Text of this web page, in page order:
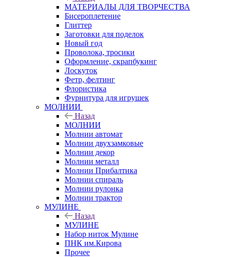
МАТЕРИАЛЫ ДЛЯ ТВОРЧЕСТВА
Бисероплетение
Глиттер
Заготовки для поделок
Новый год
Проволока, тросики
Оформление, скрапбукинг
Лоскуток
Фетр, фелтинг
Флористика
Фурнитура для игрушек
МОЛНИИ
Назад
МОЛНИИ
Молнии автомат
Молнии двухзамковые
Молнии декор
Молнии металл
Молнии Прибалтика
Молнии спираль
Молнии рулонка
Молнии трактор
МУЛИНЕ
Назад
МУЛИНЕ
Набор ниток Мулине
ПНК им.Кирова
Прочее